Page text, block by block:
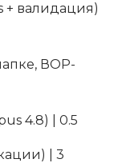
+ валидация)
ВОР-
4.8) | 0.5
| 3